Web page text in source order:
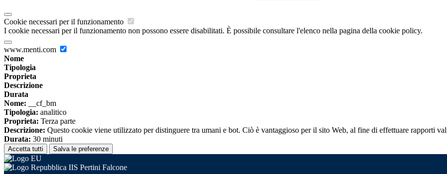
Cookie necessari per il funzionamento
I cookie necessari per il funzionamento non possono essere disabilitati. È possibile consultare l'elenco nella pagina della cookie policy.
www.menti.com
Nome
Tipologia
Proprieta
Descrizione
Durata
Nome: __cf_bm
Tipologia: analitico
Proprieta: Terza parte
Descrizione: Questo cookie viene utilizzato per distinguere tra umani e bot. Ciò è vantaggioso per il sito Web, al fine di effettuare rapporti
Durata: 30 minuti
Accetta tutti Salva le preferenze
IIS Pertini Falcone